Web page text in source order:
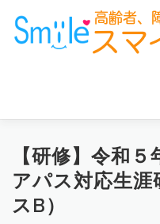
キ
ホーム お知らせ
お役立ち情報
【研修】令和
アパス対応生涯
スB）